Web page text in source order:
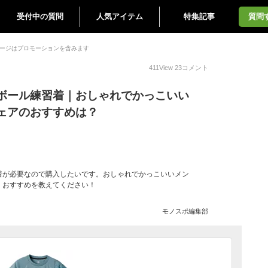
受付中の質問 人気アイテム 特集記事 質問
ジはプロモーションを含みます
411View 23コメント
ール練習着｜おしゃれでかっこいい
アのおすすめは？
必要なので購入したいです。おしゃれでかっこいいメン
すすめを教えてください！
モノスポ編集部